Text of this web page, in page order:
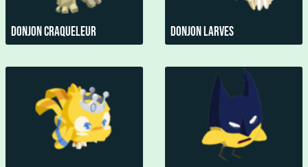
Donjon Craqueleur Donjon Larves